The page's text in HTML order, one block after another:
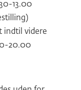
13.00
indtil videre
20.00